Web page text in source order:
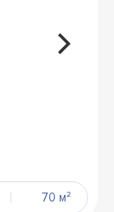
70 м²